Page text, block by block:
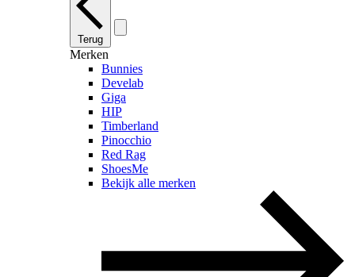
Terug
Merken
Bunnies
Develab
Giga
HIP
Timberland
Pinocchio
Red Rag
ShoesMe
Bekijk alle merken